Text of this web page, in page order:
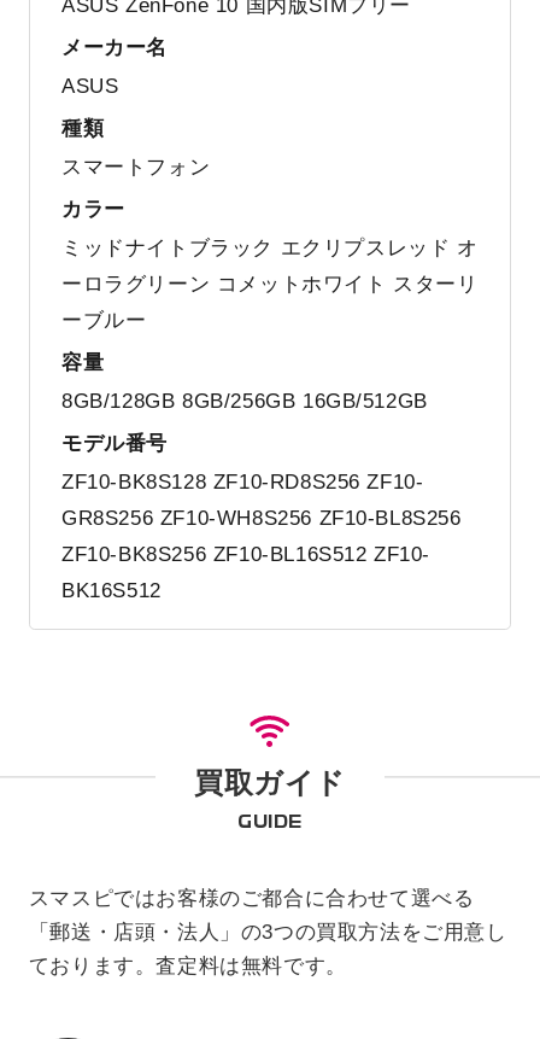
ASUS ZenFone 10 国内版SIMフリー
メーカー名
ASUS
種類
スマートフォン
カラー
ミッドナイトブラック エクリプスレッド オ
ーロラグリーン コメットホワイト スターリ
ーブルー
容量
8GB/128GB 8GB/256GB 16GB/512GB
モデル番号
ZF10-BK8S128 ZF10-RD8S256 ZF10-
GR8S256 ZF10-WH8S256 ZF10-BL8S256
ZF10-BK8S256 ZF10-BL16S512 ZF10-
BK16S512
買取ガイド
GUIDE
スマスピではお客様のご都合に合わせて選べる
「郵送・店頭・法人」の3つの買取方法をご用意し
ております。査定料は無料です。